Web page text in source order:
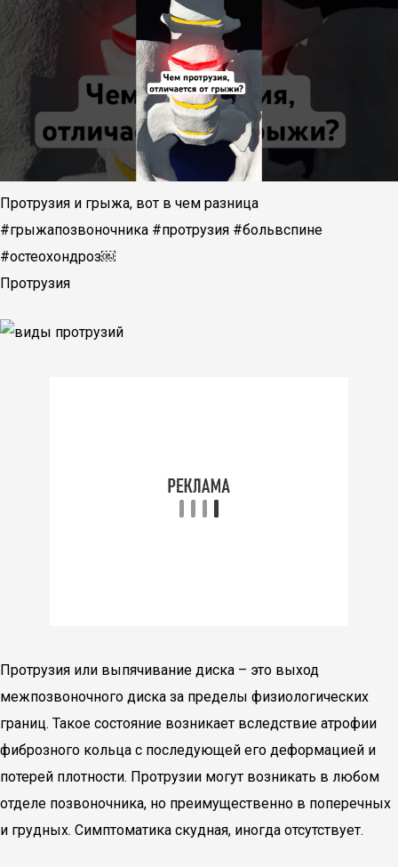
Протрузия и грыжа, вот в чем разница
#грыжапозвоночника #протрузия #больвспине
#остеохондроз￼
Протрузия
Протрузия или выпячивание диска – это выход
межпозвоночного диска за пределы физиологических
границ. Такое состояние возникает вследствие атрофии
фиброзного кольца с последующей его деформацией и
потерей плотности. Протрузии могут возникать в любом
отделе позвоночника, но преимущественно в поперечных
и грудных. Симптоматика скудная, иногда отсутствует.